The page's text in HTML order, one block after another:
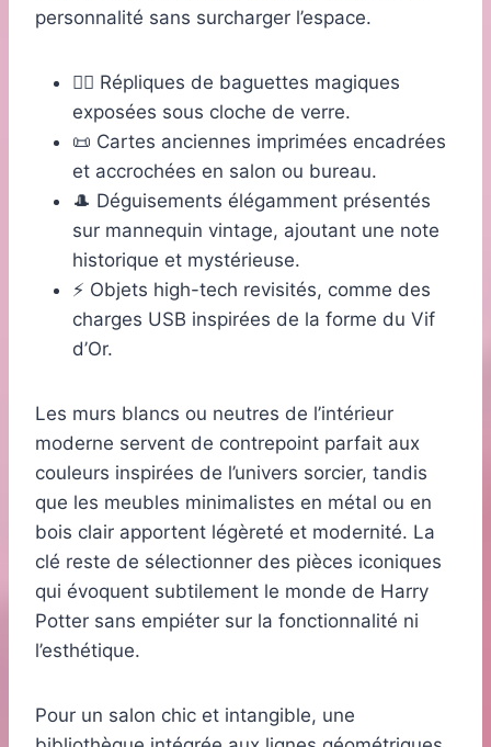
personnalité sans surcharger l’espace.
🧙‍♂️ Répliques de baguettes magiques
exposées sous cloche de verre.
📜 Cartes anciennes imprimées encadrées
et accrochées en salon ou bureau.
🎩 Déguisements élégamment présentés
sur mannequin vintage, ajoutant une note
historique et mystérieuse.
⚡ Objets high-tech revisités, comme des
charges USB inspirées de la forme du Vif
d’Or.
Les murs blancs ou neutres de l’intérieur
moderne servent de contrepoint parfait aux
couleurs inspirées de l’univers sorcier, tandis
que les meubles minimalistes en métal ou en
bois clair apportent légèreté et modernité. La
clé reste de sélectionner des pièces iconiques
qui évoquent subtilement le monde de Harry
Potter sans empiéter sur la fonctionnalité ni
l’esthétique.
Pour un salon chic et intangible, une